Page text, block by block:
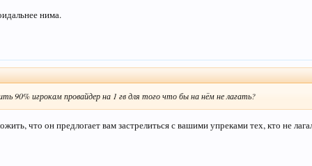
б я забрал замок где некого небило,где ежи не питались взять замок,но суть в
вы не вышли з замка и не сказали сразу что не идете на гв,вы ето сказали после
чесно,нефиг было питаца ставить деф.
нима.
90% игрокам провайдер на 1 гв для того что бы на нём не лагать?
что он предлогает вам застрелиться с вашими упреками тех, кто не